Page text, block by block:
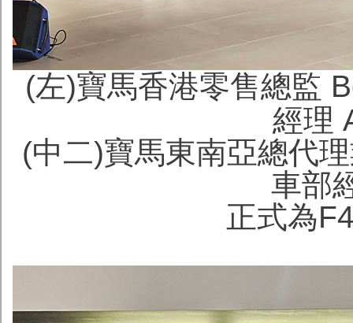
(左)寶馬香港零售總監
經理
(中二)寶馬東南亞總代
車部
正式為